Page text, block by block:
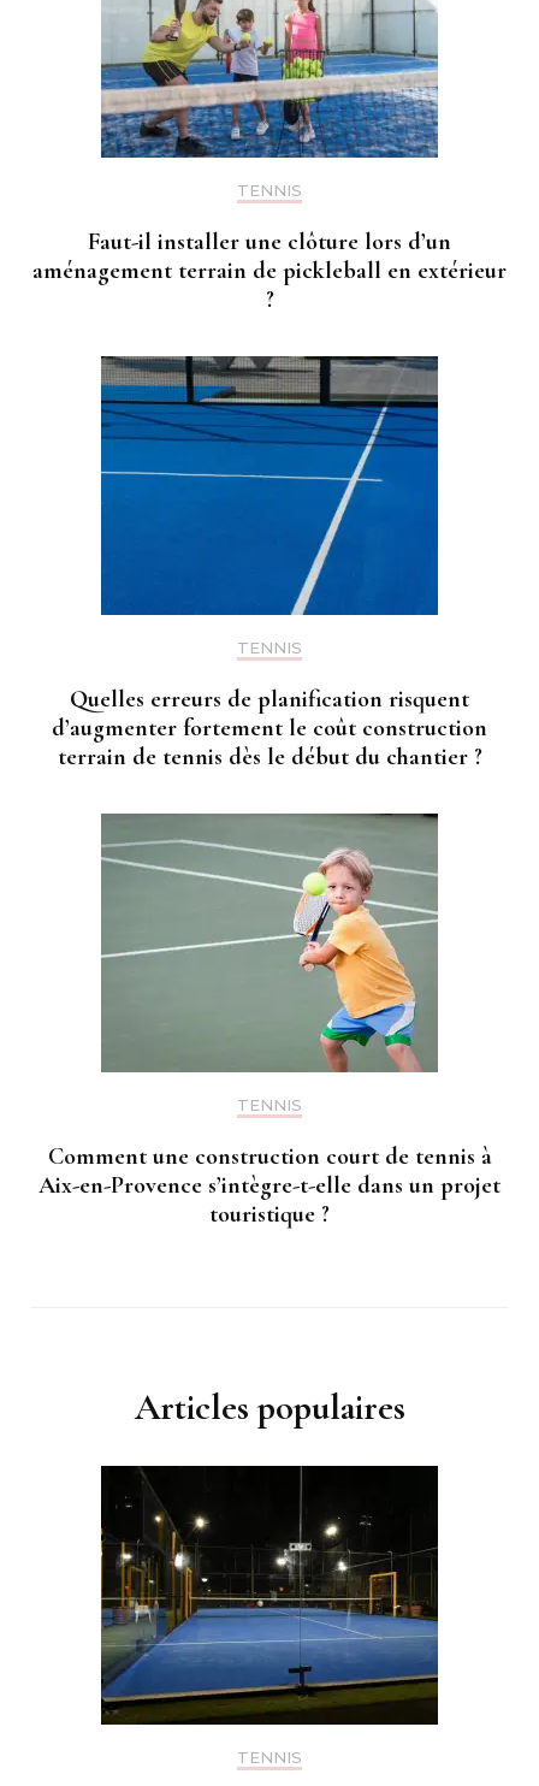
TENNIS
Faut-il installer une clôture lors d’un
aménagement terrain de pickleball en extérieur
?
TENNIS
Quelles erreurs de planification risquent
d’augmenter fortement le coût construction
terrain de tennis dès le début du chantier ?
TENNIS
Comment une construction court de tennis à
Aix-en-Provence s’intègre-t-elle dans un projet
touristique ?
Articles populaires
TENNIS